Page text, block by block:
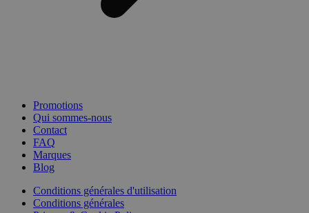
Promotions
Qui sommes-nous
Contact
FAQ
Marques
Blog
Conditions générales d'utilisation
Conditions générales